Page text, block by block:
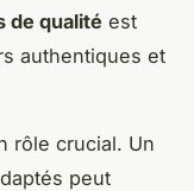
de qualité est
authentiques et
rôle crucial. Un
peut